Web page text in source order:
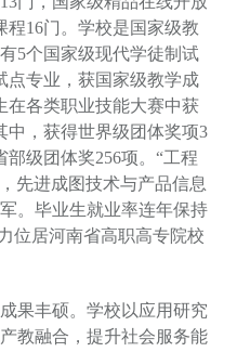
程16门。学校是国家级教
5个国家级现代学徒制试
点专业，获国家级教学成
在各类职业技能大赛中获
中，获得世界级团体奖项3
级团体奖256项。“工程
先进成图技术与产品信息
。毕业生就业率连年保持
位居河南省高职高专院校
果丰硕。学校以应用研究
教融合，提升社会服务能